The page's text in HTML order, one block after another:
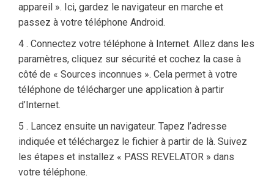
appareil ». Ici, gardez le navigateur en marche et
passez à votre téléphone Android.
4 . Connectez votre téléphone à Internet. Allez dans les
paramètres, cliquez sur sécurité et cochez la case à
côté de « Sources inconnues ». Cela permet à votre
téléphone de télécharger une application à partir
d’Internet.
5 . Lancez ensuite un navigateur. Tapez l’adresse
indiquée et téléchargez le fichier à partir de là. Suivez
les étapes et installez « PASS REVELATOR » dans
votre téléphone.